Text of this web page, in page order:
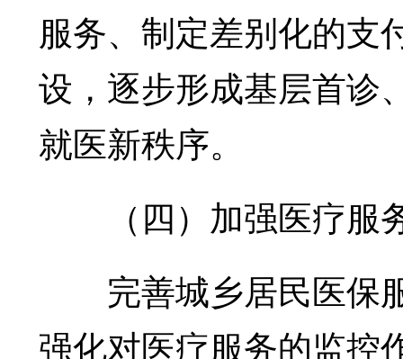
服务、制定差别化的支
设，逐步形成基层首诊
就医新秩序。
（四）加强医疗服
完善城乡居民医保
强化对医疗服务的监控